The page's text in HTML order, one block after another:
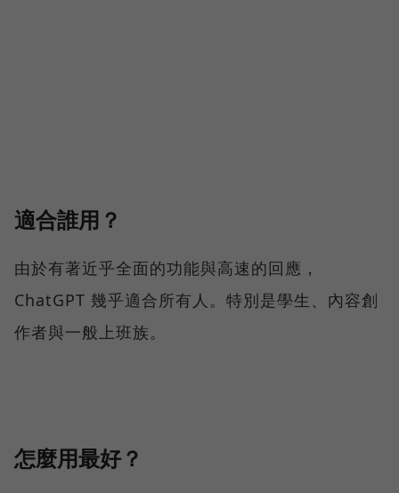
適合誰用？
由於有著近乎全面的功能與高速的回應，
ChatGPT 幾乎適合所有人。特別是學生、內容創
作者與一般上班族。
怎麼用最好？